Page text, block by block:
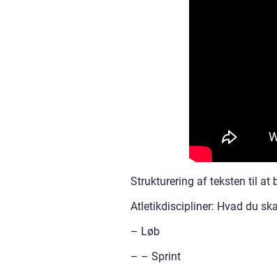
Strukturering af teksten til at
Atletikdiscipliner: Hvad du
– Løb
– – Sprint